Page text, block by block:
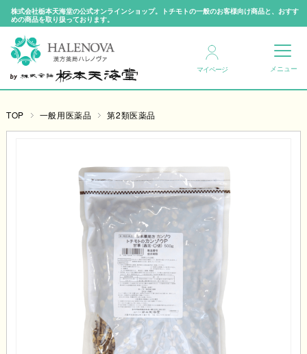
株式会社栃本天海堂の公式オンラインショップ。トチモトの一般のお客様向け商品と、おすす
めの商品を取り扱っております。
マイページ
TOP 一般用医薬品 第2類医薬品